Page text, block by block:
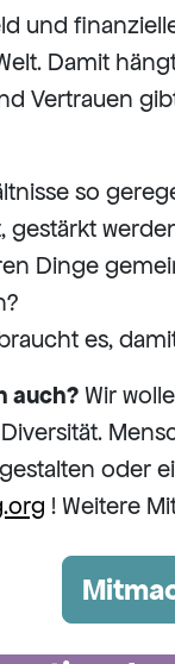
und
Damit
Vertrauen
so
gestärkt
Dinge
es,
auch?Wir
oder
! Weitere